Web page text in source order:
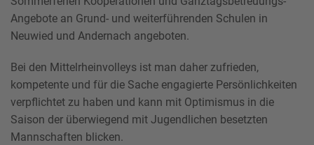
Angebote an Grund- und weiterführenden Schulen in
Neuwied und Andernach angeboten.
Bei den Mittelrheinvolleys ist man daher zufrieden,
kompetente und für die Sache engagierte Persönlichkeiten
verpflichtet zu haben und kann mit Optimismus in die
Saison der überwiegend mit Jugendlichen besetzten
Mannschaften blicken.